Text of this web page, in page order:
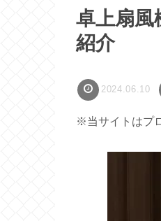
卓上扇風
紹介
2024.06.10
※当サイトはプ